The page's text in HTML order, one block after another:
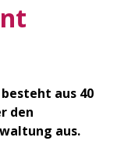
aus 40
den
aus.